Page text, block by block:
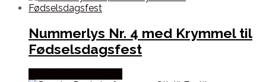
Nummerlys Nr. 4 med Krymmel til
Fødselsdagsfest